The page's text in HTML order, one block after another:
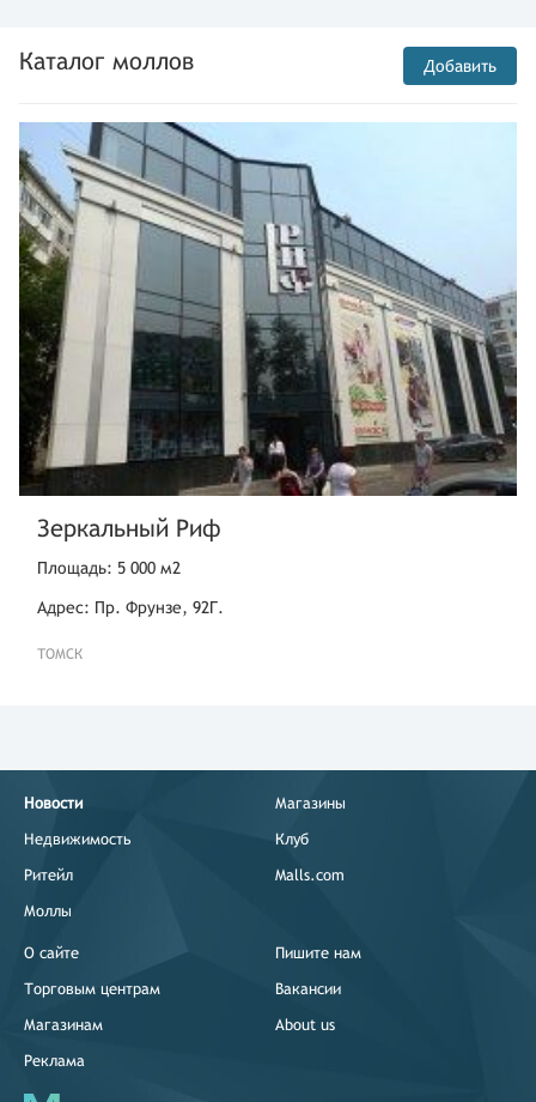
Каталог моллов Добавить
Зеркальный Риф
Площадь: 5 000 м2
Адрес: Пр. Фрунзе, 92Г.
ТОМСК
Новости
Недвижимость
Ритейл
Моллы
Магазины
Клуб
Malls.com
О сайте
Торговым центрам
Магазинам
Реклама
Пишите нам
Вакансии
About us